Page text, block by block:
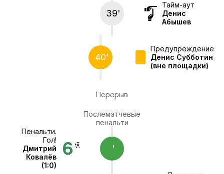
39'
Тайм-аут
Денис
Абышев
40'
Предупреждение
Денис Субботин
(вне площадки)
Перерыв
Послематчевые
пенальти
Пенальти.
Гол!
Дмитрий
Ковалёв
(1:0)
'